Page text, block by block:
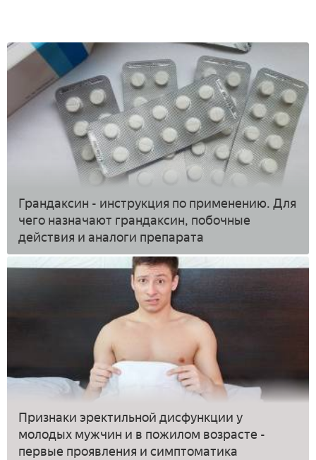
Грандаксин - инструкция по применению. Для
чего назначают грандаксин, побочные
действия и аналоги препарата
Признаки эректильной дисфункции у
молодых мужчин и в пожилом возрасте -
первые проявления и симптоматика